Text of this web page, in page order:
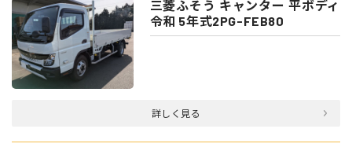
三菱ふそう キャンター 平ボディ
令和 5年式2PG-FEB80
詳しく見る